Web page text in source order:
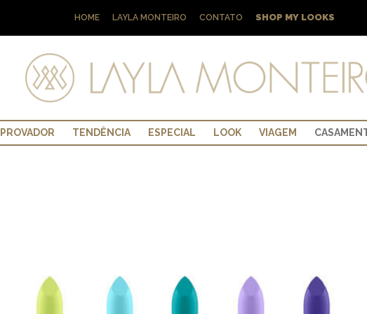
HOME LAYLA MONTEIRO CONTATO SHOP MY LOOKS
PROVADOR TENDÊNCIA ESPECIAL LOOK VIAGEM